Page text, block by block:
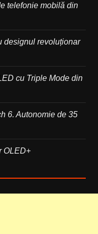
telefonie mobilă din
designul revoluționar
cu Triple Mode din
6. Autonomie de 35
OLED+